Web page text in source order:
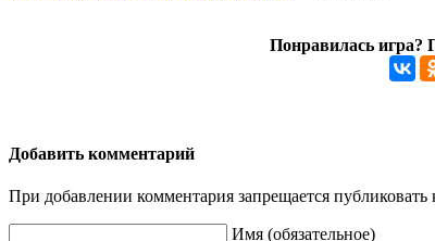
Понравилась игра?
Добавить комментарий
При добавлении комментария запрещается
Имя (обязательное)